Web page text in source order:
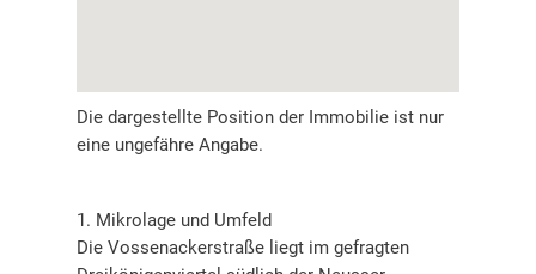
Die dargestellte Position der Immobilie ist nur
eine ungefähre Angabe.
1. Mikrolage und Umfeld
Die Vossenackerstraße liegt im gefragten